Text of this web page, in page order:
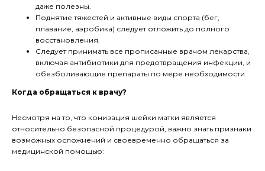
даже полезны.
Поднятие тяжестей и активные виды спорта (бег,
плавание, аэробика) следует отложить до полного
восстановления.
Следует принимать все прописанные врачом лекарства,
включая антибиотики для предотвращения инфекции, и
обезболивающие препараты по мере необходимости.
Когда обращаться к врачу?
Несмотря на то, что конизация шейки матки является
относительно безопасной процедурой, важно знать признаки
возможных осложнений и своевременно обращаться за
медицинской помощью: